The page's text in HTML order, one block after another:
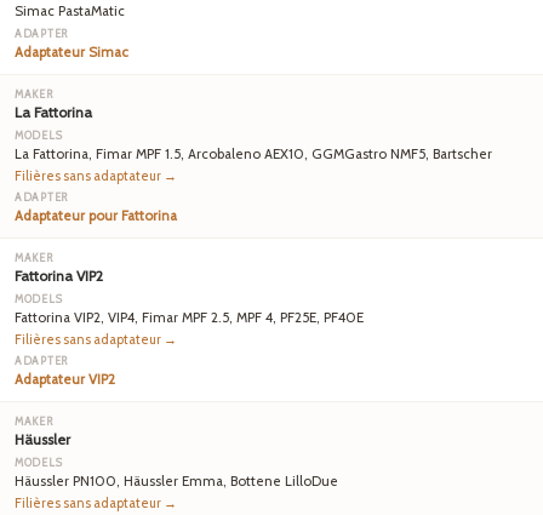
Simac PastaMatic
Adaptateur Simac
La Fattorina
La Fattorina, Fimar MPF 1.5, Arcobaleno AEX10, GGMGastro NMF5, Bartscher
Filières sans adaptateur →
Adaptateur pour Fattorina
Fattorina VIP2
Fattorina VIP2, VIP4, Fimar MPF 2.5, MPF 4, PF25E, PF40E
Filières sans adaptateur →
Adaptateur VIP2
Häussler
Häussler PN100, Häussler Emma, Bottene LilloDue
Filières sans adaptateur →